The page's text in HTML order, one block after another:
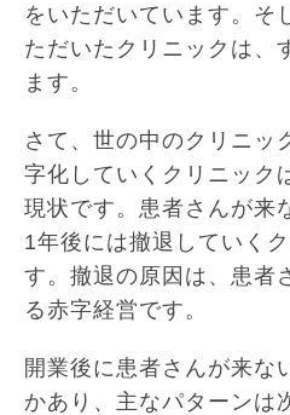
をいただいています。そ
ただいたクリニックは、
ます。
さて、世の中のクリニッ
字化していくクリニック
現状です。患者さんが来
1年後には撤退していく
す。撤退の原因は、患者
る赤字経営です。
開業後に患者さんが来な
かあり、主なパターンは